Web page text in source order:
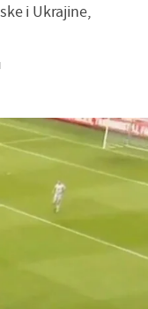
i Ukrajine,